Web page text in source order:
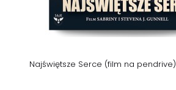
Najświętsze Serce (film na pendrive)